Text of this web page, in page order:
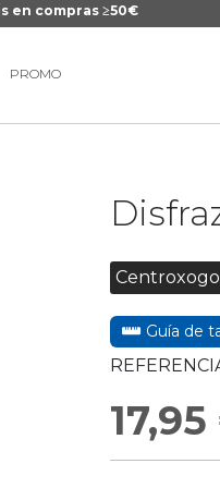
en compras ≥50€
PROMO
Centroxogo
Guía de
galería
imágenes